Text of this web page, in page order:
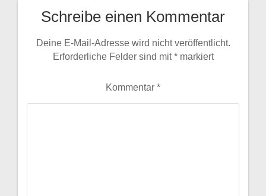
Schreibe einen Kommentar
Deine E-Mail-Adresse wird nicht veröffentlicht.
Erforderliche Felder sind mit*markiert
Kommentar *